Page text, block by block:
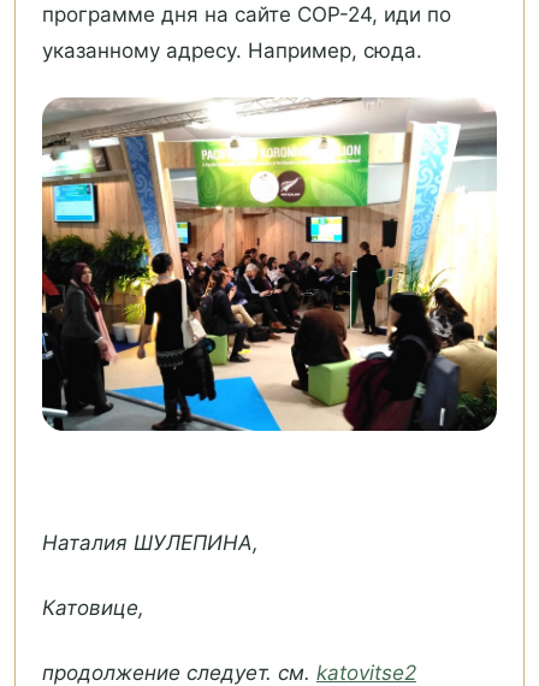
программе дня на сайте COP-24, иди по
указанному адресу. Например, сюда.
Наталия ШУЛЕПИНА,
Катовице,
продолжение следует. см. katovitse2